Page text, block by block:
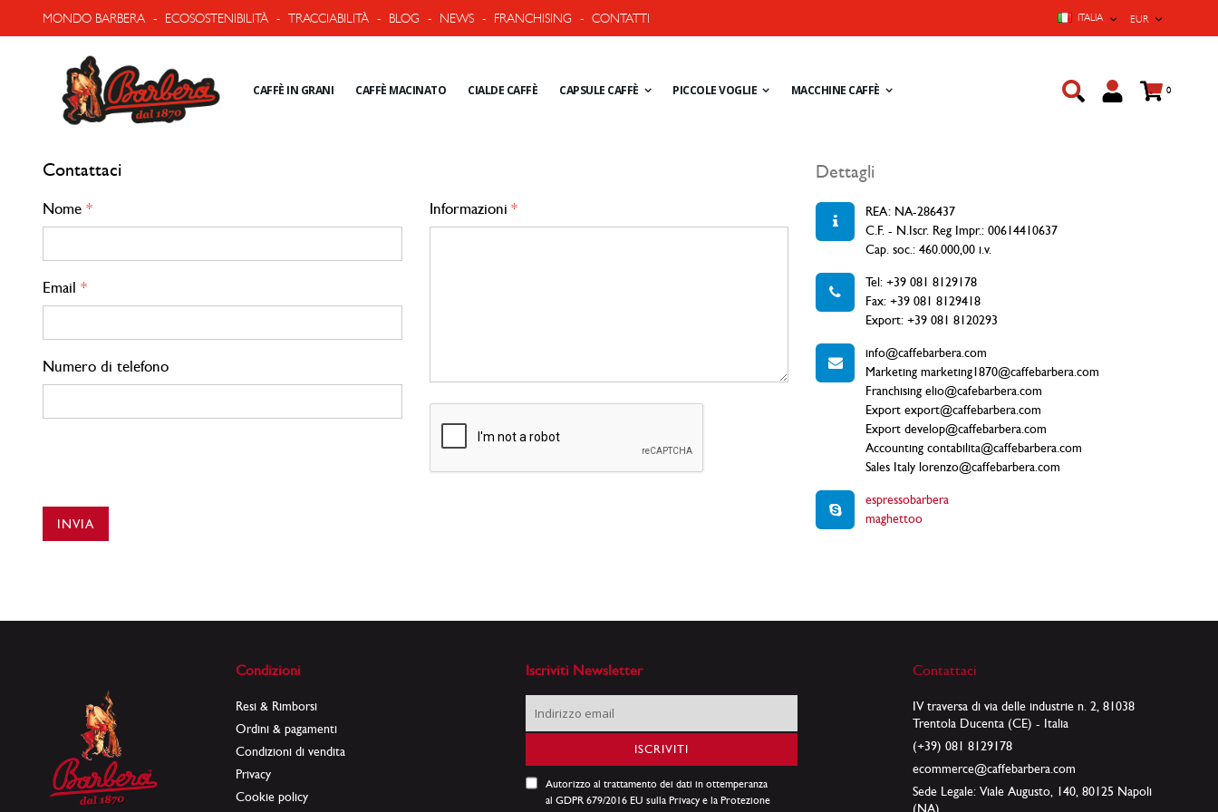
MONDO BARBERA - ECOSOSTENIBILITÀ - TRACCIABILITÀ - BLOG - NEWS - FRANCHISING - CONTATTI
EUR
ITALIA
CAFFÈ IN GRANI CAFFÈ MACINATO CIALDE CAFFÈ CAPSULE CAFFÈ PICCOLE VOGLIE MACCHINE CAFFÈ Cart
0prodotti
Contattaci
Nome
Email
Numero di telefono
Informazioni
INVIA
Dettagli
REA: NA-286437
C.F. - N.Iscr. Reg Impr.: 00614410637
Cap. soc.: 460.000,00 i.v.
Tel: +39 081 8129178
Fax: +39 081 8129418
Export: +39 081 8120293
info@caffebarbera.com
Marketing marketing1870@caffebarbera.com
Franchising elio@cafebarbera.com
Export export@caffebarbera.com
Export develop@caffebarbera.com
Accounting contabilita@caffebarbera.com
Sales Italy lorenzo@caffebarbera.com
espressobarbera
maghettoo
Condizioni
Resi & Rimborsi
Ordini & pagamenti
Condizioni di vendita
Privacy
Cookie policy
Iscriviti Newsletter
Iscriviti
alla
ISCRIVITI
Autorizzo al trattamento dei dati in ottemperanza
al GDPR 679/2016 EU sulla Privacy e la Protezione
Contattaci
IV traversa di via delle industrie n. 2, 81038
Trentola Ducenta (CE) - Italia
(+39) 081 8129178
ecommerce@caffebarbera.com
Sede Legale: Viale Augusto, 140, 80125 Napoli
(NA)